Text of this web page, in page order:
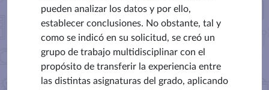
pueden analizar los datos y por ello,
establecer conclusiones. No obstante, tal y
como se indicó en su solicitud, se creó un
grupo de trabajo multidisciplinar con el
propósito de transferir la experiencia entre
las distintas asignaturas del grado, aplicando